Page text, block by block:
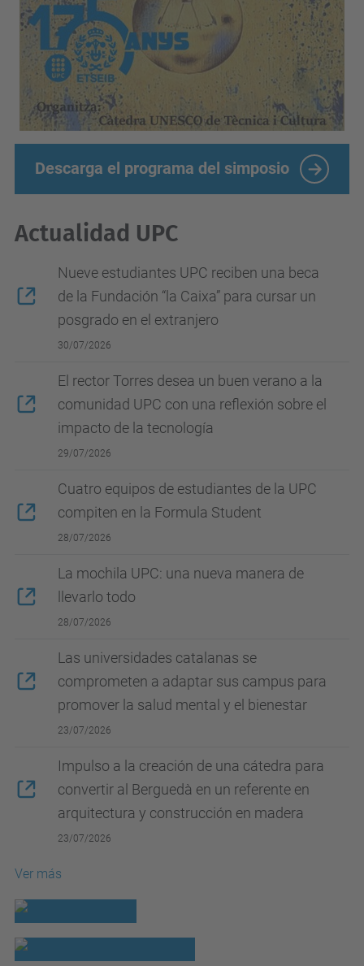
Descarga el programa del simposio
Actualidad UPC
Nueve estudiantes UPC reciben una beca
de la Fundación “la Caixa” para cursar un
posgrado en el extranjero
30/07/2026
El rector Torres desea un buen verano a la
comunidad UPC con una reflexión sobre el
impacto de la tecnología
29/07/2026
Cuatro equipos de estudiantes de la UPC
compiten en la Formula Student
28/07/2026
La mochila UPC: una nueva manera de
llevarlo todo
28/07/2026
Las universidades catalanas se
comprometen a adaptar sus campus para
promover la salud mental y el bienestar
23/07/2026
Impulso a la creación de una cátedra para
convertir al Berguedà en un referente en
arquitectura y construcción en madera
23/07/2026
Ver más